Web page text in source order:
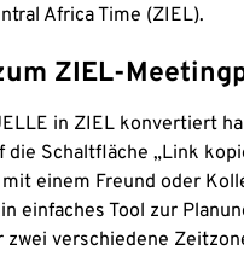
Africa Time (ZIEL).
ZIEL-
in ZIEL konvertiert
die Schaltfläche „Link
einem Freund oder
einfaches Tool zur
zwei verschiedene